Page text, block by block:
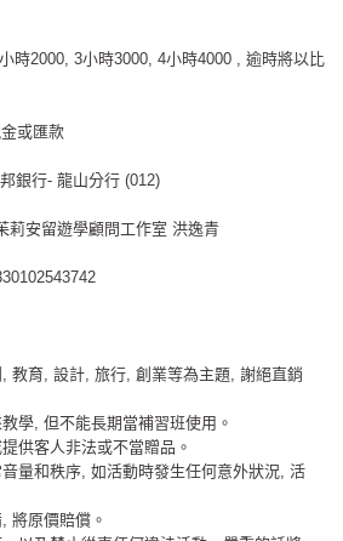
時2000, 3小時3000, 4小時4000 , 逾時將以比
或匯款
山分行 (012)
顧問工作室 洪逸青
教育, 設計, 旅行, 創業等為主題, 謝絕直銷
學, 但不能長期當補習班使用。
供客人非法或不當贈品。
量和秩序, 如活動時發生任何意外狀況, 活
將原價賠償。